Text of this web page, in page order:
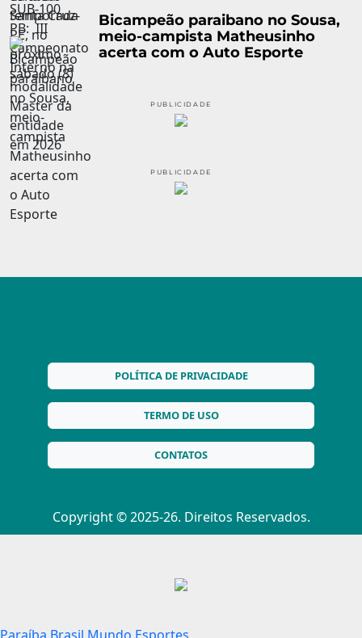
Bicampeão paraibano no Sousa,
meio-campista Matheusinho
acerta com o Auto Esporte
PUBLICIDADE
PUBLICIDADE
POLÍTICA DE PRIVACIDADE
TERMO DE USO
CONTATOS
Copyright © 2025-26. Direitos Reservados.